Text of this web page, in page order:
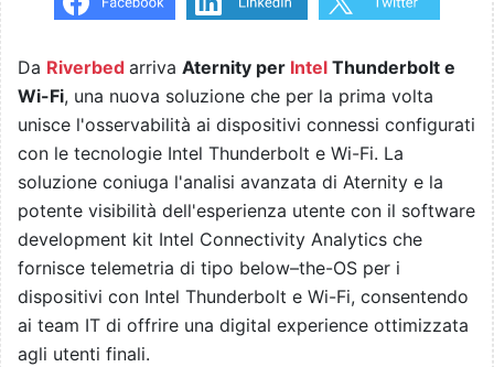
Da Riverbed arriva Aternity per Intel Thunderbolt e
Wi-Fi, una nuova soluzione che per la prima volta
unisce l'osservabilità ai dispositivi connessi configurati
con le tecnologie Intel Thunderbolt e Wi-Fi. La
soluzione coniuga l'analisi avanzata di Aternity e la
potente visibilità dell'esperienza utente con il software
development kit Intel Connectivity Analytics che
fornisce telemetria di tipo below–the-OS per i
dispositivi con Intel Thunderbolt e Wi-Fi, consentendo
ai team IT di offrire una digital experience ottimizzata
agli utenti finali.